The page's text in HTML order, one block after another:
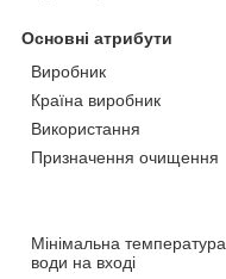
Основні атрибути
Виробник
Країна виробник
Використання
Призначення очищення
Мінімальна температура
води на вході